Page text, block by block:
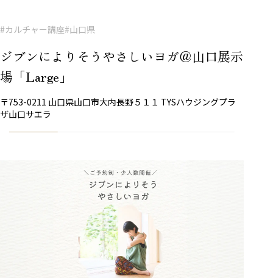
#カルチャー講座#山口県
ジブンによりそうやさしいヨガ＠山口展示
場「Large」
〒753-0211 山口県山口市大内長野５１１ TYSハウジングプラ
ザ山口サエラ